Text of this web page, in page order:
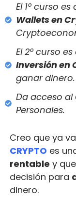
El 1º curso es
Wallets en
El 2º curso es
Inversión en
ganar dinero.
Da acceso al
Personales.
Creo que ya
CRYPTO es
rentable y
decisión para
dinero.